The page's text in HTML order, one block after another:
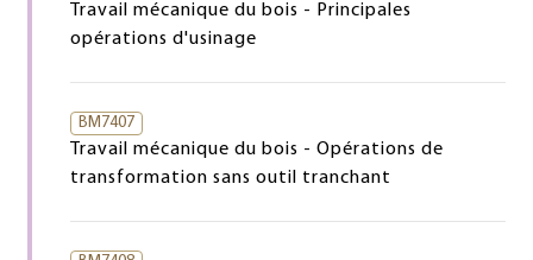
Travail mécanique du bois - Principales
opérations d'usinage
BM7407
Travail mécanique du bois - Opérations de
transformation sans outil tranchant